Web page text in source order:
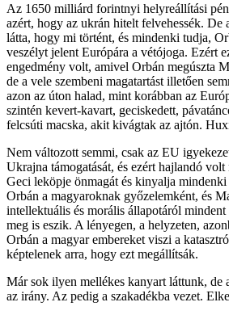
Az 1650 milliárd forintnyi helyreállítási
azért, hogy az ukrán hitelt felvehessék. De
látta, hogy mi történt, és mindenki tudja,
veszélyt jelent Európára a vétójoga. Ezért
engedmény volt, amivel Orbán megúszta
de a vele szembeni magatartást illetően
azon az úton halad, mint korábban az
szintén kevert-kavart, geciskedett,
felcsúti macska, akit kivágtak az ajtón.
Nem változott semmi, csak az EU
Ukrajna támogatását, és ezért hajlandó
Geci leköpje önmagát és kinyalja mindenki
Orbán a magyaroknak győzelemként, és
intellektuális és morális állapotáról
meg is eszik. A lényegen, a helyzeten,
Orbán a magyar embereket viszi a
képtelenek arra, hogy ezt megállítsák.
Már sok ilyen mellékes kanyart láttunk, de
az irány. Az pedig a szakadékba vezet.